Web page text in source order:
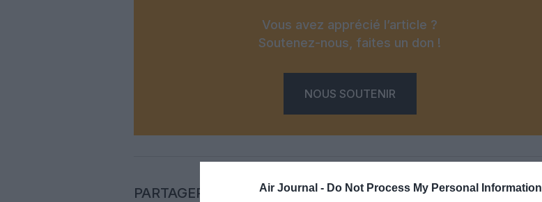
Air Journal - Do Not Process My Personal Information
Vous avez apprécié l’article ?
Soutenez-nous, faites un don !
NOUS SOUTENIR
PARTAGER L'ARTICLE